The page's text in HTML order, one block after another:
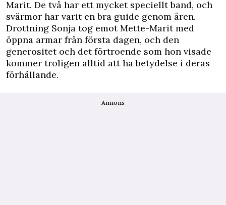
Marit. De två har ett mycket speciellt band, och
svärmor har varit en bra guide genom åren.
Drottning Sonja tog emot Mette-Marit med
öppna armar från första dagen, och den
generositet och det förtroende som hon visade
kommer troligen alltid att ha betydelse i deras
förhållande.
Annons